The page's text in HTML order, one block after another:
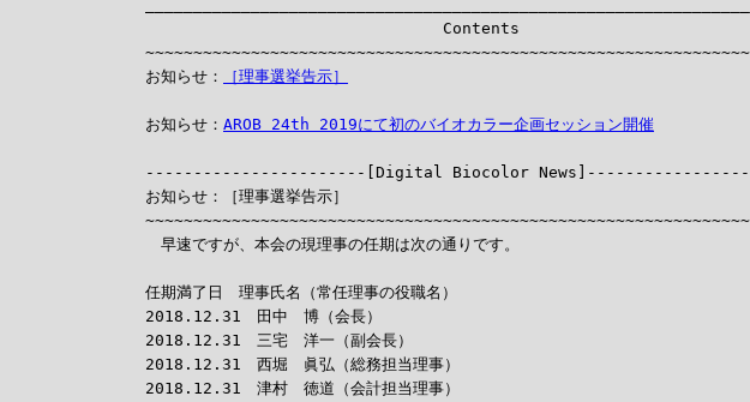
                               Contents
お知らせ：
［理事選挙告示］
お知らせ： AROB 24th 2019にて初のバイオカラー企画セッション開催
-----------------------[Digital Biocolor
お知らせ：［理事選挙告示］
早速ですが、本会の現理事の任期は次の通りです。
任期満了日　理事氏名（常任理事の役職名）
2018.12.31　田中　博（会長）
2018.12.31　三宅　洋一（副会長）
2018.12.31　西堀　眞弘（総務担当理事）
2018.12.31　津村　徳道（会計担当理事）